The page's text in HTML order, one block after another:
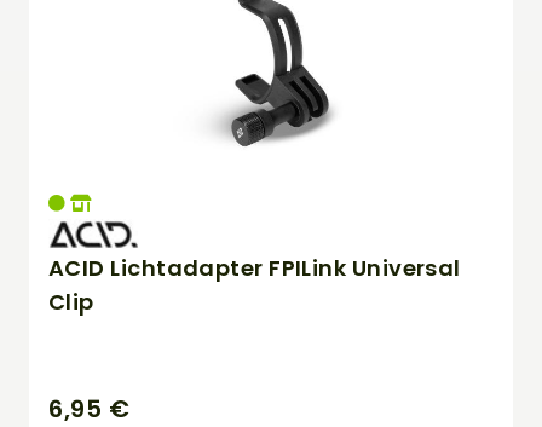
ACID Lichtadapter FPILink Universal
Clip
6,95 €